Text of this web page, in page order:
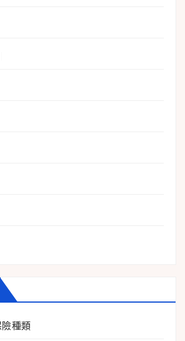
種類